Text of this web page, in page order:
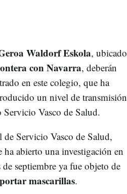
Waldorf Eskola, ubicado
con Navarra, deberán
en este colegio, que ha
un nivel de transmisión
Vasco de Salud.
Servicio Vasco de Salud,
ha abierto una investigación en
septiembre ya fue objeto de
mascarillas.